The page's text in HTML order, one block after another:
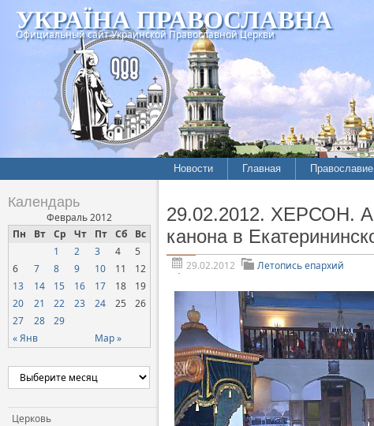
УКРАЇНА ПРАВОСЛАВНА
Официальный сайт Украинской Православной Церкви
Новости
Межконфессиональные
Нарушения прав
верующих
Официальная хроника
Расколы, ереси, секты
СОЦИАЛЬНОЕ
СЛУЖЕНИЕ
Церковь и власть
Церковь и общество
Церковь и СМИ
Главная Православие
История
Митрополиты
Хроники
Календарь
Февраль 2012
Пн
Вт Ср Чт Пт Сб Вс
« Янв Мар »
1 2 3 4
5
6
7 8 9 10 11
12
13
14 15 16 17 18
19
20
21 22 23 24 25
26
27
28 29
Церковь
29.02.2012. ХЕРСОН.
канона в
29.02.2012
Летопись епархий